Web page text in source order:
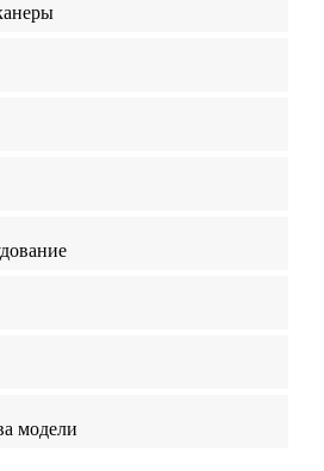
модели